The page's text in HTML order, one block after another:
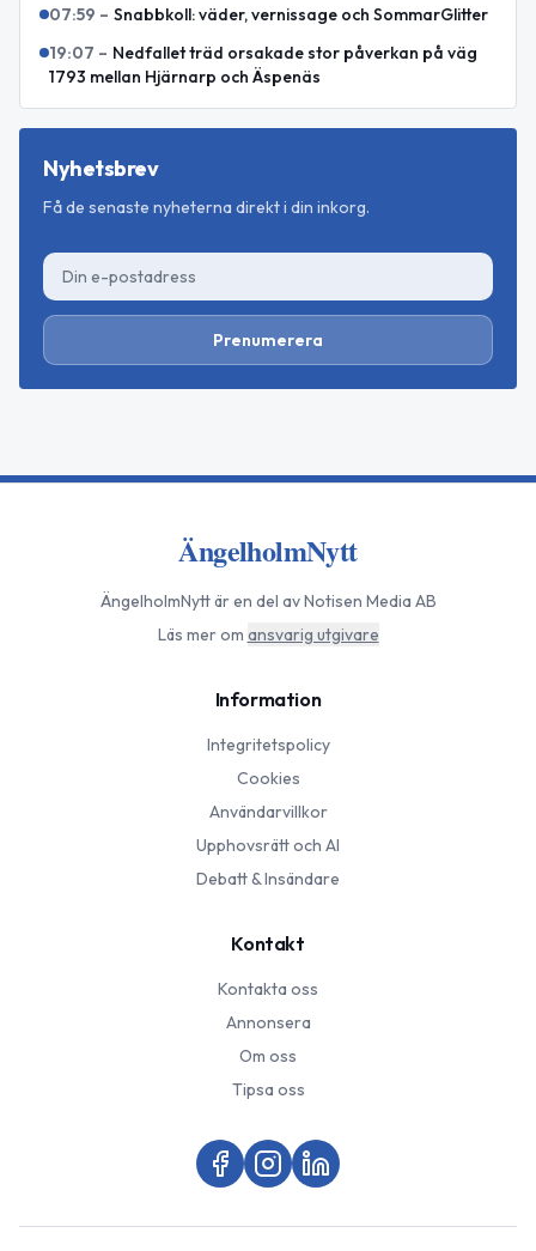
07:59 – Snabbkoll: väder, vernissage och SommarGlitter
19:07 – Nedfallet träd orsakade stor påverkan på väg
1793 mellan Hjärnarp och Äspenäs
Nyhetsbrev
Få de senaste nyheterna direkt i din inkorg.
Prenumerera
ÄngelholmNytt
ÄngelholmNyttär en del av Notisen Media AB
Läs mer om ansvarig utgivare
Information
Integritetspolicy
Cookies
Användarvillkor
Upphovsrätt och AI
Debatt & Insändare
Kontakt
Kontakta oss
Annonsera
Om oss
Tipsa oss